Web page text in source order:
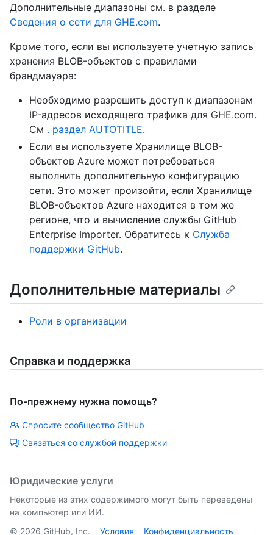
Дополнительные диапазоны см. в разделе
Сведения о сети для GHE.com.
Кроме того, если вы используете учетную запись
хранения BLOB-объектов с правилами
брандмауэра:
Необходимо разрешить доступ к диапазонам
IP-адресов исходящего трафика для GHE.com.
См . раздел AUTOTITLE.
Если вы используете Хранилище BLOB-
объектов Azure может потребоваться
выполнить дополнительную конфигурацию
сети. Это может произойти, если Хранилище
BLOB-объектов Azure находится в том же
регионе, что и вычисление службы GitHub
Enterprise Importer. Обратитесь к Служба
поддержки GitHub.
Дополнительные материалы
Роли в организации
Справка и поддержка
По-прежнему нужна помощь?
Спросите сообщество GitHub
Связаться со службой поддержки
Юридические услуги
Некоторые из этих содержимого могут быть переведены
на компьютер или ИИ.
© 2026 GitHub, Inc. Условия Конфиденциальность